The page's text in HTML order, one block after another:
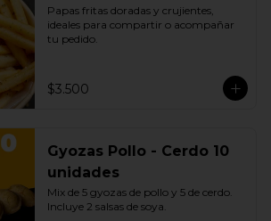
Papas fritas doradas y crujientes,
ideales para compartir o acompañar
tu pedido.
$3.500
Gyozas Pollo - Cerdo 10
unidades
Mix de 5 gyozas de pollo y 5 de cerdo.
Incluye 2 salsas de soya.